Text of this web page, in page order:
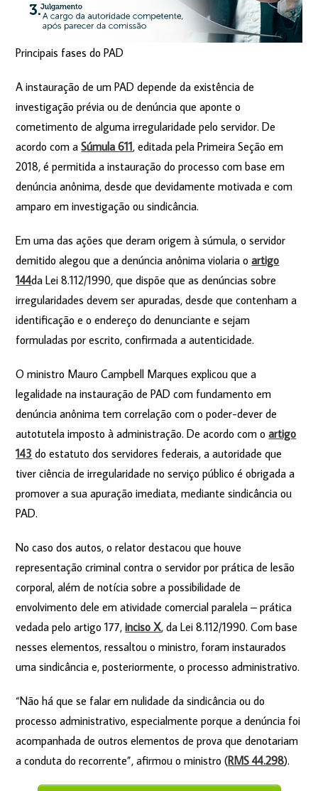
Principais fases do PAD
A instauração de um PAD depende da existência de
investigação prévia ou de denúncia que aponte o
cometimento de alguma irregularidade pelo servidor. De
acordo com aSúmula 611, editada pela Primeira Seção em
2018, é permitida a instauração do processo com base em
denúncia anônima, desde que devidamente motivada e com
amparo em investigação ou sindicância.
Em uma das ações que deram origem à súmula, o servidor
demitido alegou que a denúncia anônima violaria oartigo
144da Lei 8.112/1990, que dispõe que as denúncias sobre
irregularidades devem ser apuradas, desde que contenham a
identificação e o endereço do denunciante e sejam
formuladas por escrito, confirmada a autenticidade.
O ministro Mauro Campbell Marques explicou que a
legalidade na instauração de PAD com fundamento em
denúncia anônima tem correlação com o poder-dever de
autotutela imposto à administração. De acordo com oartigo
143 do estatuto dos servidores federais, a autoridade que
tiver ciência de irregularidade no serviço público é obrigada a
promover a sua apuração imediata, mediante sindicância ou
PAD.
No caso dos autos, o relator destacou que houve
representação criminal contra o servidor por prática de lesão
corporal, além de notícia sobre a possibilidade de
envolvimento dele em atividade comercial paralela – prática
vedada pelo artigo 177,inciso X, da Lei 8.112/1990. Com base
nesses elementos, ressaltou o ministro, foram instaurados
uma sindicância e, posteriormente, o processo administrativo.
“Não há que se falar em nulidade da sindicância ou do
processo administrativo, especialmente porque a denúncia foi
acompanhada de outros elementos de prova que denotariam
a conduta do recorrente”, afirmou o ministro (RMS 44.298).